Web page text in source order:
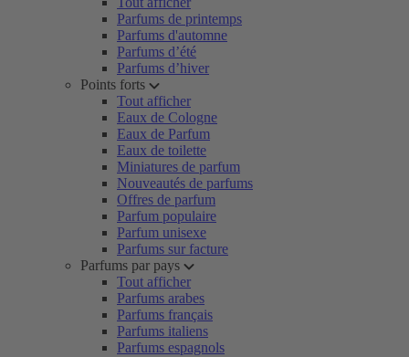
Parfums de printemps
Parfums d'automne
Parfums d’été
Parfums d’hiver
Points forts
Tout afficher
Eaux de Cologne
Eaux de Parfum
Eaux de toilette
Miniatures de parfum
Nouveautés de parfums
Offres de parfum
Parfum populaire
Parfum unisexe
Parfums sur facture
Parfums par pays
Tout afficher
Parfums arabes
Parfums français
Parfums italiens
Parfums espagnols